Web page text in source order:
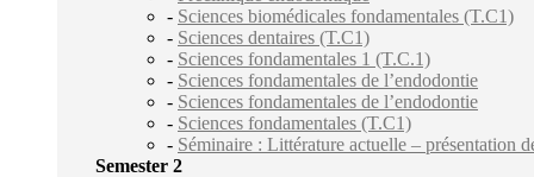
- Sciences biomédicales fondamentales (T.C1)
- Sciences dentaires (T.C1)
- Sciences fondamentales 1 (T.C.1)
- Sciences fondamentales de l’endodontie
- Sciences fondamentales de l’endodontie
- Sciences fondamentales (T.C1)
- Séminaire : Littérature actuelle – présentation
Semester 2